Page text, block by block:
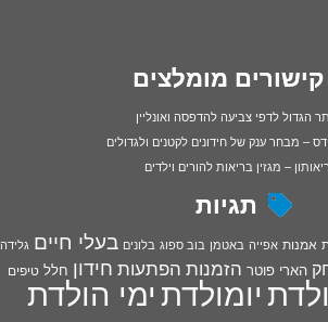
קישורים מומלצים
הגדול לדפי צביעה להדפסה ואונליין
– מבחר ענק של חידונים לקטנים ולגדולים
– מגזין בריאות להורים וילדים
תגיות
אמנות אפייה באטמן בוב ספוג בלונים בעלי חיים גלידה
הארי פוטר הזמנות הפתעות חידון חלל טיפים יומולדתימי הולדת